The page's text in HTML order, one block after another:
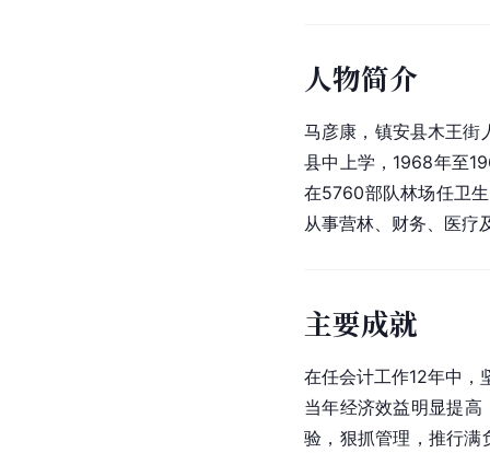
人物简介
马彦康，镇安县木王街
县中上学，1968年至
在5760部队林场任卫
从事营林、财务、医疗
主要成就
在任会计工作12年中，
当年经济效益明显提
验，狠抓管理，推行